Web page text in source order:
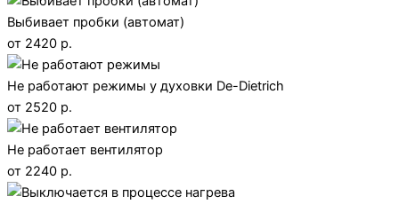
Выбивает пробки (автомат)
от 2420 р.
Не работают режимы у духовки De-Dietrich
от 2520 р.
Не работает вентилятор
от 2240 р.